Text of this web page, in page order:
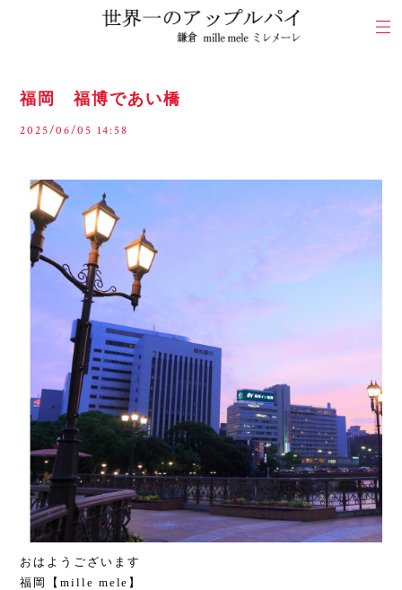
福岡 福博であい橋
2025/06/05 14:58
おはようございます
福岡【mille mele】